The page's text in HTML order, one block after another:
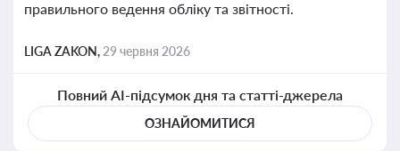
правильного ведення обліку та звітності.
LIGA ZAKON, 29 червня 2026
Повний AI-підсумок дня та статті-джерела
ОЗНАЙОМИТИСЯ